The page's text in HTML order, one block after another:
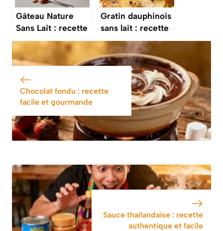
Gâteau Nature
Sans Lait : recette
Facile et
Savoureuse
Gratin dauphinois
sans lait : recette
gourmande et
crémeuse
Chocolat fondu : recette
facile et gourmande
Sauce thaïlandaise : recette
authentique et facile